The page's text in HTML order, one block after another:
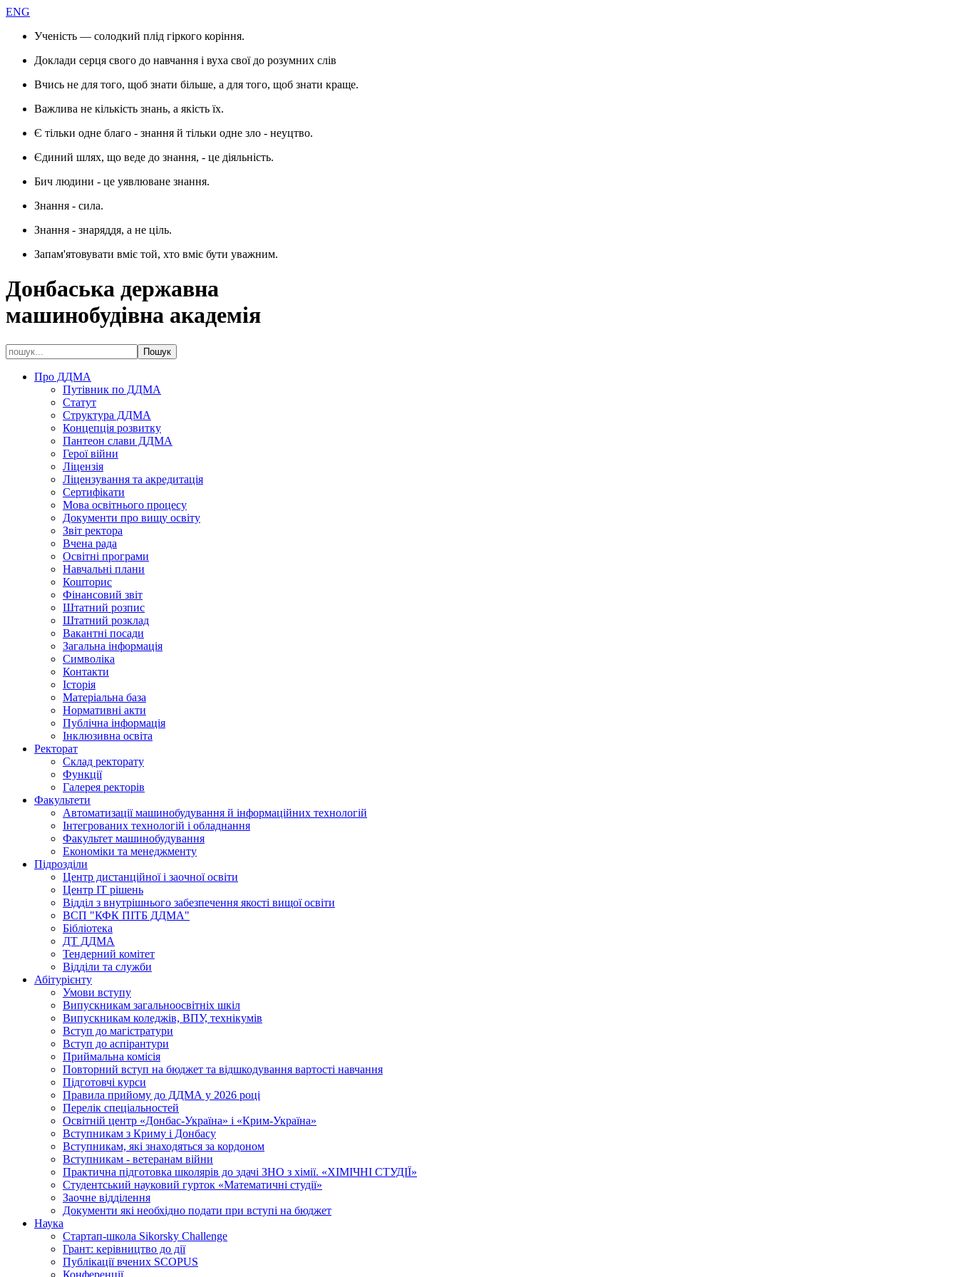
ENG
Ученість — солодкий плід гіркого коріння.
Доклади серця свого до навчання і вуха свої до розумних слів
Вчись не для того, щоб знати більше, а для того, щоб знати краще.
Важлива не кількість знань, а якість їх.
Є тільки одне благо - знання й тільки одне зло - неуцтво.
Єдиний шлях, що веде до знання, - це діяльність.
Бич людини - це уявлюване знання.
Знання - сила.
Знання - знаряддя, а не ціль.
Запам'ятовувати вміє той, хто вміє бути уважним.
Донбаська державна
машинобудівна академія
Про ДДМА
Путівник по ДДМА
Статут
Структура ДДМА
Концепція розвитку
Пантеон слави ДДМА
Герої війни
Ліцензія
Ліцензування та акредитація
Сертифікати
Мова освітнього процесу
Документи про вищу освіту
Звіт ректора
Вчена рада
Освітні програми
Навчальні плани
Кошторис
Фінансовий звіт
Штатний розпис
Штатний розклад
Вакантні посади
Загальна інформація
Символіка
Контакти
Історія
Матеріальна база
Нормативні акти
Публічна інформація
Інклюзивна освіта
Ректорат
Склад ректорату
Функції
Галерея ректорів
Факультети
Автоматизації машинобудування й інформаційних технологій
Інтегрованих технологій і обладнання
Факультет машинобудування
Економіки та менеджменту
Підрозділи
Центр дистанційної і заочної освіти
Центр ІТ рішень
Відділ з внутрішнього забезпечення якості вищої освіти
ВСП "КФК ПІТБ ДДМА"
Бібліотека
ДТ ДДМА
Тендерний комітет
Відділи та служби
Абітурієнту
Умови вступу
Випускникам загальноосвітніх шкіл
Випускникам коледжів, ВПУ, технікумів
Вступ до магістратури
Вступ до аспірантури
Приймальна комісія
Повторний вступ на бюджет та відшкодування вартості навчання
Підготовчі курси
Правила прийому до ДДМА у 2026 році
Перелік спеціальностей
Освітній центр «Донбас-Україна» і «Крим-Україна»
Вступникам з Криму і Донбасу
Вступникам, які знаходяться за кордоном
Вступникам - ветеранам війни
Практична підготовка школярів до здачі ЗНО з хімії. «ХІМІЧНІ СТУДІЇ»
Студентський науковий гурток «Математичні студії»
Заочне відділення
Документи які необхідно подати при вступі на бюджет
Наука
Стартап-школа Sikorsky Challenge
Грант: керівництво до дії
Публікації вчених SCOPUS
Конференції